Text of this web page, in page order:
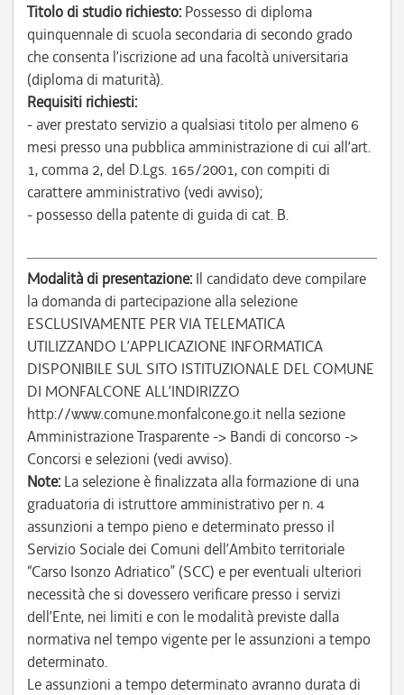
Titolo di studio richiesto: Possesso di diploma
quinquennale di scuola secondaria di secondo grado
che consenta l’iscrizione ad una facoltà universitaria
(diploma di maturità).
Requisiti richiesti:
- aver prestato servizio a qualsiasi titolo per almeno 6
mesi presso una pubblica amministrazione di cui all’art.
1, comma 2, del D.Lgs. 165/2001, con compiti di
carattere amministrativo (vedi avviso);
- possesso della patente di guida di cat. B.
Modalità di presentazione: Il candidato deve compilare
la domanda di partecipazione alla selezione
ESCLUSIVAMENTE PER VIA TELEMATICA
UTILIZZANDO L’APPLICAZIONE INFORMATICA
DISPONIBILE SUL SITO ISTITUZIONALE DEL COMUNE
DI MONFALCONE ALL’INDIRIZZO
http://www.comune.monfalcone.go.it nella sezione
Amministrazione Trasparente -> Bandi di concorso ->
Concorsi e selezioni (vedi avviso).
Note: La selezione è finalizzata alla formazione di una
graduatoria di istruttore amministrativo per n. 4
assunzioni a tempo pieno e determinato presso il
Servizio Sociale dei Comuni dell’Ambito territoriale
“Carso Isonzo Adriatico” (SCC) e per eventuali ulteriori
necessità che si dovessero verificare presso i servizi
dell’Ente, nei limiti e con le modalità previste dalla
normativa nel tempo vigente per le assunzioni a tempo
determinato.
Le assunzioni a tempo determinato avranno durata di